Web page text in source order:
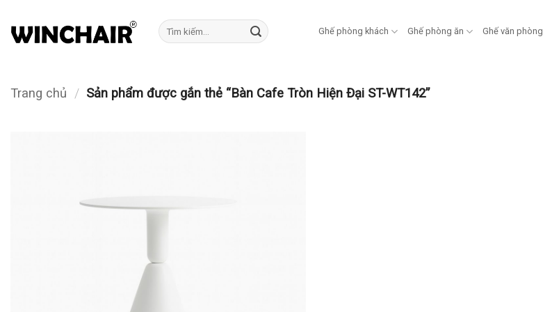
qua
Tìm
kiếm:
Ghế phòng khách Ghế phòng ăn Ghế văn phòng
Trang chủ / Sản phẩm được gắn thẻ “Bàn Cafe Tròn Hiện Đại ST-WT142”